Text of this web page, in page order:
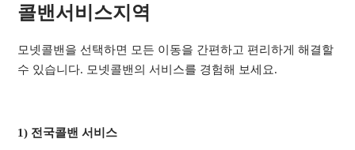
콜밴서비스지역​
모넷콜밴을 선택하면 모든 이동을 간편하고 편리하게 해결할
수 있습니다. 모넷콜밴의 서비스를 경험해 보세요.
1) 전국콜밴 서비스